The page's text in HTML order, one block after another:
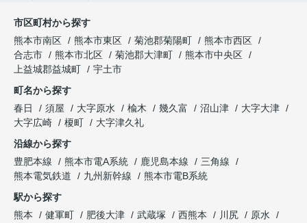
市区町村から探す
熊本市南区
熊本市東区 菊池郡菊陽町
熊本市西区
合志市
熊本市北区 菊池郡大津町
熊本市中央区
上益城郡益城町
宇土市
町名から探す
春日
須屋 大字原水 楡木 幾久富 沼山津
大字大津
大字広崎
榎町
大字津久礼
沿線から探す
豊肥本線
熊本市電A系統 鹿児島本線
三角線
熊本電気鉄道
九州新幹線
熊本市電B系統
駅から探す
熊本
健軍町 肥後大津 武蔵塚 西熊本 川尻
原水